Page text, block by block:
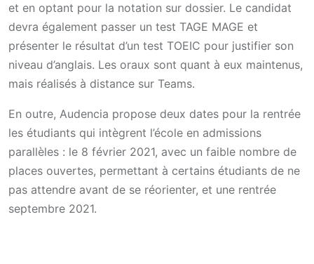
et en optant pour la notation sur dossier. Le candidat
devra également passer un test TAGE MAGE et
présenter le résultat d’un test TOEIC pour justifier son
niveau d’anglais. Les oraux sont quant à eux maintenus,
mais réalisés à distance sur Teams.
En outre, Audencia propose deux dates pour la rentrée
les étudiants qui intègrent l’école en admissions
parallèles : le 8 février 2021, avec un faible nombre de
places ouvertes, permettant à certains étudiants de ne
pas attendre avant de se réorienter, et une rentrée
septembre 2021.